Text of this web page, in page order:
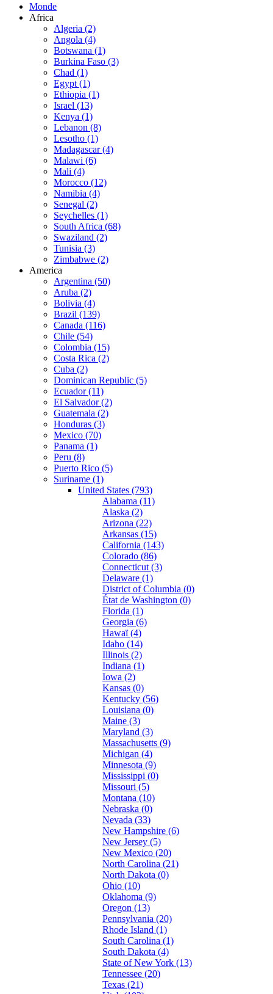
Monde
Africa
Algeria (2)
Angola (4)
Botswana (1)
Burkina Faso (3)
Chad (1)
Egypt (1)
Ethiopia (1)
Israel (13)
Kenya (1)
Lebanon (8)
Lesotho (1)
Madagascar (4)
Malawi (6)
Mali (4)
Morocco (12)
Namibia (4)
Senegal (2)
Seychelles (1)
South Africa (68)
Swaziland (2)
Tunisia (3)
Zimbabwe (2)
America
Argentina (50)
Aruba (2)
Bolivia (4)
Brazil (139)
Canada (116)
Chile (54)
Colombia (15)
Costa Rica (2)
Cuba (2)
Dominican Republic (5)
Ecuador (11)
El Salvador (2)
Guatemala (2)
Honduras (3)
Mexico (70)
Panama (1)
Peru (8)
Puerto Rico (5)
Suriname (1)
United States (793)
Alabama (11)
Alaska (2)
Arizona (22)
Arkansas (15)
California (143)
Colorado (86)
Connecticut (3)
Delaware (1)
District of Columbia (0)
État de Washington (0)
Florida (1)
Georgia (6)
Hawaï (4)
Idaho (14)
Illinois (2)
Indiana (1)
Iowa (2)
Kansas (0)
Kentucky (56)
Louisiana (0)
Maine (3)
Maryland (3)
Massachusetts (9)
Michigan (4)
Minnesota (9)
Mississippi (0)
Missouri (5)
Montana (10)
Nebraska (0)
Nevada (33)
New Hampshire (6)
New Jersey (5)
New Mexico (20)
North Carolina (21)
North Dakota (0)
Ohio (10)
Oklahoma (9)
Oregon (13)
Pennsylvania (20)
Rhode Island (1)
South Carolina (1)
South Dakota (4)
State of New York (13)
Tennessee (20)
Texas (21)